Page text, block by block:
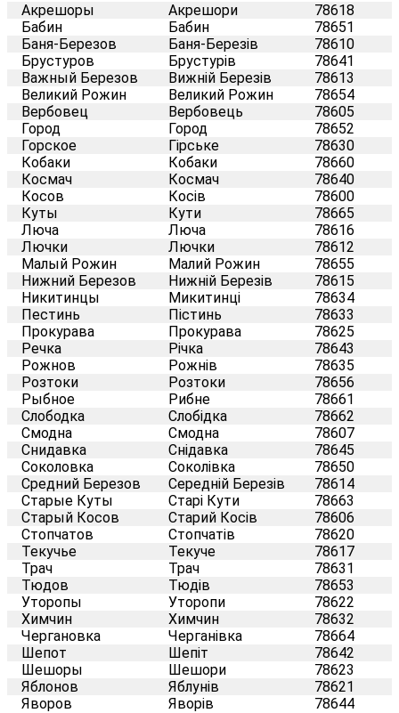
Акрешоры Акрешори
78618
Бабин
Бабин
78651
Баня-Березов
Баня-Березів
78610
Брустуров
Брустурів
78641
Важный Березов
Вижній Березів
78613
Великий Рожин
Великий Рожин
78654
Вербовец
Вербовець
78605
Город
Город
78652
Горское
Гірське
78630
Кобаки
Кобаки
78660
Космач
Космач
78640
Косов
Косів
78600
Куты
Кути
78665
Люча
Люча
78616
Лючки
Лючки
78612
Малый Рожин
Малий Рожин
78655
Нижний Березов
Нижній Березів
78615
Никитинцы
Микитинці
78634
Пестинь
Пістинь
78633
Прокурава
Прокурава
78625
Речка
Річка
78643
Рожнов
Рожнів
78635
Розтоки
Розтоки
78656
Рыбное
Рибне
78661
Слободка
Слобідка
78662
Смодна
Смодна
78607
Снидавка
Снідавка
78645
Соколовка
Соколівка
78650
Средний Березов
Середній Березів
78614
Старые Куты
Старі Кути
78663
Старый Косов
Старий Косів
78606
Стопчатов
Стопчатів
78620
Текучье
Текуче
78617
Трач
Трач
78631
Тюдов
Тюдів
78653
Уторопы
Уторопи
78622
Химчин
Химчин
78632
Чергановка
Черганівка
78664
Шепот
Шепіт
78642
Шешоры
Шешори
78623
Яблонов
Яблунів
78621
Яворов
Яворів 78644